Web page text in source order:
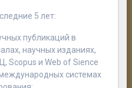
5 лет:
публикаций в
научных изданиях,
Scopus и Web of Sience
системах